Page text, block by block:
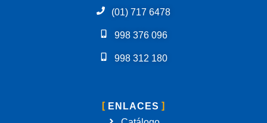
(01) 717 6478
998 376 096
998 312 180
ENLACES